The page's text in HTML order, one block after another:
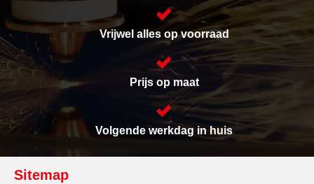
Vrijwel alles op voorraad
Prijs op maat
Volgende werkdag in huis
Sitemap